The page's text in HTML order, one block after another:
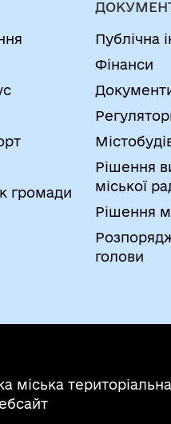
громади
Публічна
Фінанси
Рішення
міської
Рішення
голови
міська